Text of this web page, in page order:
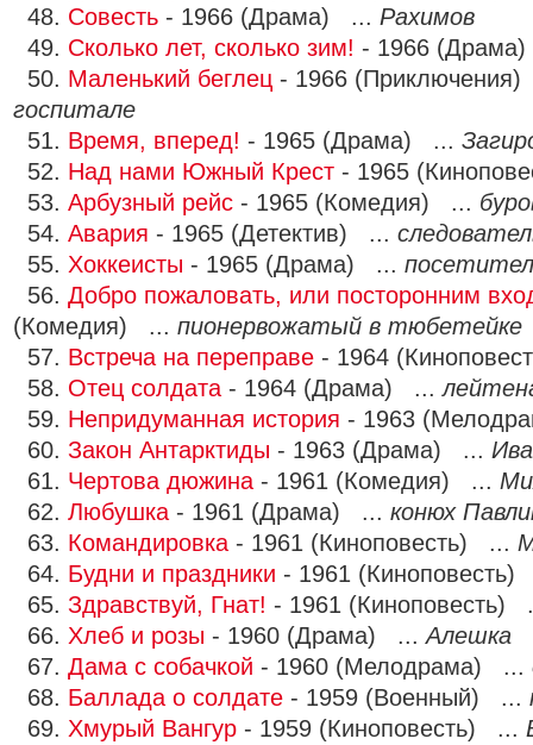
48. Совесть - 1966 (Драма) ... Рахимов
49. Сколько лет, сколько зим! - 1966
50. Маленький беглец - 1966
госпитале
51. Время, вперед! - 1965 (Драма) ...
52. Над нами Южный Крест - 1965
53. Арбузный рейс - 1965 (Комедия) ...
54. Авария - 1965 (Детектив) ...
55. Хоккеисты - 1965 (Драма) ...
56. Добро пожаловать, или посторонним
(Комедия) ... пионервожатый в тюбетейке
57. Встреча на переправе - 1964
58. Отец солдата - 1964 (Драма) ...
59. Непридуманная история - 1963
60. Закон Антарктиды - 1963 (Драма) ...
61. Чертова дюжина - 1961 (Комедия) ...
62. Любушка - 1961 (Драма) ... конюх
63. Командировка - 1961 (Киноповесть) ...
64. Будни и праздники - 1961
65. Здравствуй, Гнат! - 1961 (Киноповесть)
66. Хлеб и розы - 1960 (Драма) ...Алешка
67. Дама с собачкой - 1960 (Мелодрама) ...
68. Баллада о солдате - 1959 (Военный) ...
69. Хмурый Вангур - 1959 (Киноповесть) ...